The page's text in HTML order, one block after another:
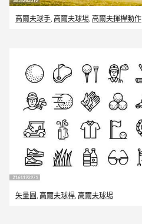
高爾夫球手 高爾夫球場 高爾夫揮桿動作
矢量圖 高爾夫球桿 高爾夫球場